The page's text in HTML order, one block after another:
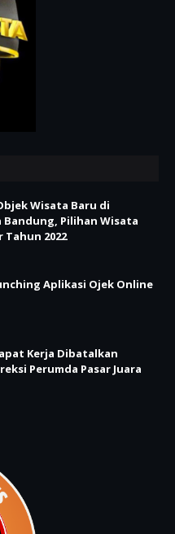
Wisata Baru di
Bandung, Pilihan Wisata
2022
Aplikasi Ojek Online
Kerja Dibatalkan
Perumda Pasar Juara